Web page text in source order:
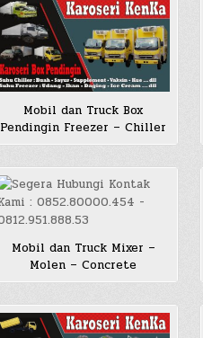
Mobil dan Truck Box
Pendingin Freezer – Chiller
Mobil dan Truck Mixer –
Molen – Concrete